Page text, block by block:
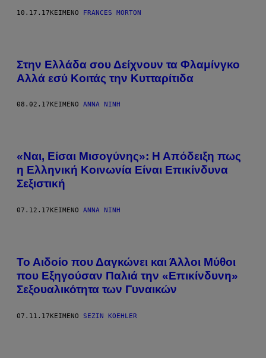
10.17.17ΚΕΊΜΕΝΟ FRANCES MORTON
Στην Ελλάδα σου Δείχνουν τα Φλαμίνγκο
Αλλά εσύ Κοιτάς την Κυτταρίτιδα
08.02.17 ΚΕΊΜΕΝΟ ΆΝΝΑ ΝΊΝΗ
«Ναι, Είσαι Μισογύνης»: Η Απόδειξη πως
η Ελληνική Κοινωνία Είναι Επικίνδυνα
Σεξιστική
07.12.17ΚΕΊΜΕΝΟ ΆΝΝΑ ΝΊΝΗ
Το Αιδοίο που Δαγκώνει και Άλλοι Μύθοι
που Εξηγούσαν Παλιά την «Επικίνδυνη»
Σεξουαλικότητα των Γυναικών
07.11.17ΚΕΊΜΕΝΟ SEZIN KOEHLER